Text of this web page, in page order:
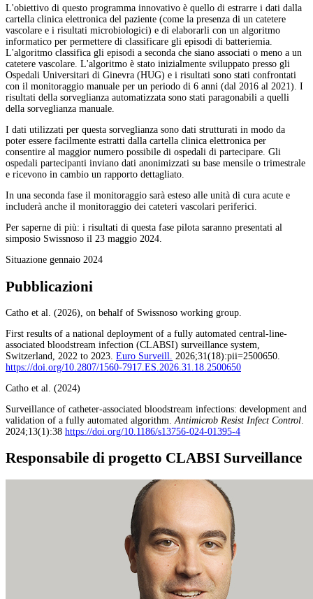
L'obiettivo di questo programma innovativo è quello di estrarre i dati dalla
cartella clinica elettronica del paziente (come la presenza di un catetere
vascolare e i risultati microbiologici) e di elaborarli con un algoritmo
informatico per permettere di classificare gli episodi di batteriemia.
L'algoritmo classifica gli episodi a seconda che siano associati o meno a un
catetere vascolare. L'algoritmo è stato inizialmente sviluppato presso gli
Ospedali Universitari di Ginevra (HUG) e i risultati sono stati confrontati
con il monitoraggio manuale per un periodo di 6 anni (dal 2016 al 2021). I
risultati della sorveglianza automatizzata sono stati paragonabili a quelli
della sorveglianza manuale.
I dati utilizzati per questa sorveglianza sono dati strutturati in modo da
poter essere facilmente estratti dalla cartella clinica elettronica per
consentire al maggior numero possibile di ospedali di partecipare. Gli
ospedali partecipanti inviano dati anonimizzati su base mensile o trimestrale
e ricevono in cambio un rapporto dettagliato.
In una seconda fase il monitoraggio sarà esteso alle unità di cura acute e
includerà anche il monitoraggio dei cateteri vascolari periferici.
Per saperne di più: i risultati di questa fase pilota saranno presentati al
simposio Swissnoso il 23 maggio 2024.
Situazione gennaio 2024
Pubblicazioni
Catho et al. (2026), on behalf of Swissnoso working group.
First results of a national deployment of a fully automated central-line-
associated bloodstream infection (CLABSI) surveillance system,
Switzerland, 2022 to 2023. Euro Surveill.
2026;31(18):pii=2500650.
https://doi.org/10.2807/1560-7917.ES.2026.31.18.2500650
Catho et al. (2024)
Surveillance of catheter-associated bloodstream infections: development and
validation of a fully automated algorithm. Antimicrob Resist Infect Control
2024;13(1):38 https://doi.org/10.1186/s13756-024-01395-4
Responsabile di progetto CLABSI Surveillance